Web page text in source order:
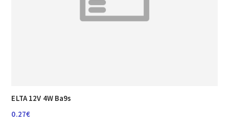
ELTA 12V 4W Ba9s
0.27€